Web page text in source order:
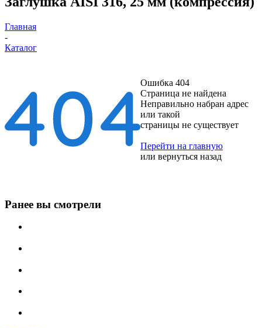
Главная
-
Каталог
Ошибка 404
Страница не найдена
Неправильно набран адрес
или такой
страницы не существует
Перейти на главную
или вернуться назад
Ранее вы смотрели